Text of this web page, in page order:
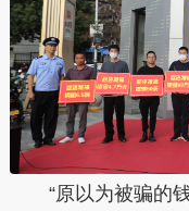
“原以为被骗的钱